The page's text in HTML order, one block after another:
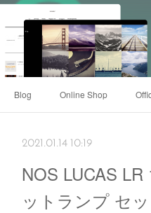
Blog Online Shop
2021.01.14 10:19
NOS LUCAS
ットランプ セ